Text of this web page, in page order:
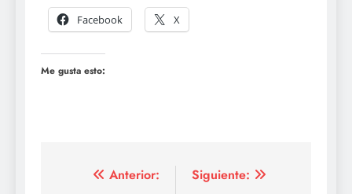
Facebook
X
Me gusta esto:
Navegación
Anterior:
Siguiente: